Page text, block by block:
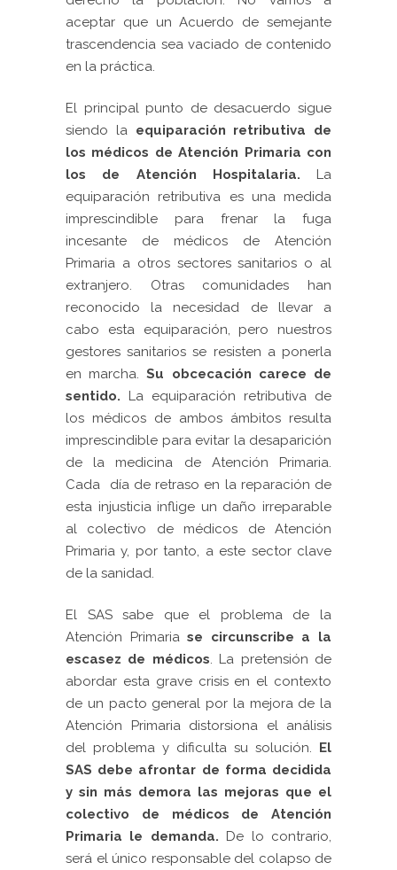
aceptar que un Acuerdo de semejante
trascendencia sea vaciado de contenido
en la práctica.
El principal punto de desacuerdo sigue
siendo la equiparación retributiva de
los médicos de Atención Primaria con
los de Atención Hospitalaria. La
equiparación retributiva es una medida
imprescindible para frenar la fuga
incesante de médicos de Atención
Primaria a otros sectores sanitarios o al
extranjero. Otras comunidades han
reconocido la necesidad de llevar a
cabo esta equiparación, pero nuestros
gestores sanitarios se resisten a ponerla
en marcha.Su obcecación carece de
sentido. La equiparación retributiva de
los médicos de ambos ámbitos resulta
imprescindible para evitar la desaparición
de la medicina de Atención Primaria.
Cada día de retraso en la reparación de
esta injusticia inflige un daño irreparable
al colectivo de médicos de Atención
Primaria y, por tanto, a este sector clave
de la sanidad.
El SAS sabe que el problema de la
Atención Primariase circunscribe a la
escasez de médicos. La pretensión de
abordar esta grave crisis en el contexto
de un pacto general por la mejora de la
Atención Primaria distorsiona el análisis
del problema y dificulta su solución. El
SAS debe afrontar de forma decidida
y sin más demora las mejoras que el
colectivo de médicos de Atención
Primaria le demanda. De lo contrario,
será el único responsable del colapso de